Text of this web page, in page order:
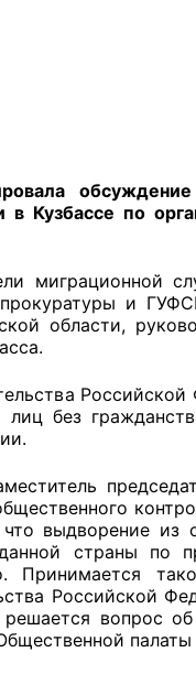
органов
в Кузбассе по
миграционной
и
области,
без
выдворение из
страны по
Принимается
Российской
вопрос